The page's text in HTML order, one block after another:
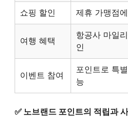
쇼핑 할인 제휴 가맹점
여행 혜택
항공사 마일
인
이벤트 참여
포인트로 특
능
✅ 노브랜드 포인트의 적립과